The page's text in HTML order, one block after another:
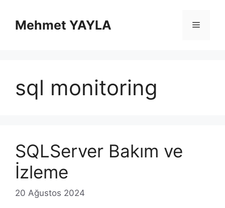
Mehmet YAYLA Menü
sql monitoring
SQLServer Bakım ve
İzleme
20 Ağustos 2024